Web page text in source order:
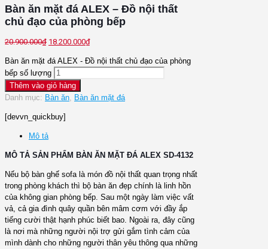
Bàn ăn mặt đá ALEX – Đồ nội thất
chủ đạo của phòng bếp
20.900.000₫ 18.200.000₫
Bàn ăn mặt đá ALEX - Đồ nội thất chủ đạo của phòng
bếp số lượng
Thêm vào giỏ hàng
Danh mục: Bàn ăn, Bàn ăn mặt đá
[devvn_quickbuy]
Mô tả
MÔ TẢ SẢN PHẨM BÀN ĂN MẶT ĐÁ ALEX SD-4132
Nếu bộ bàn ghế sofa là món đồ nội thất quan trọng nhất
trong phòng khách thì bộ bàn ăn đẹp chính là linh hồn
của không gian phòng bếp. Sau một ngày làm việc vất
vả, cả gia đình quây quần bên mâm cơm với đầy ắp
tiếng cười thật hạnh phúc biết bao. Ngoài ra, đây cũng
là nơi mà những người nội trợ gửi gắm tình cảm của
mình dành cho những người thân yêu thông qua những